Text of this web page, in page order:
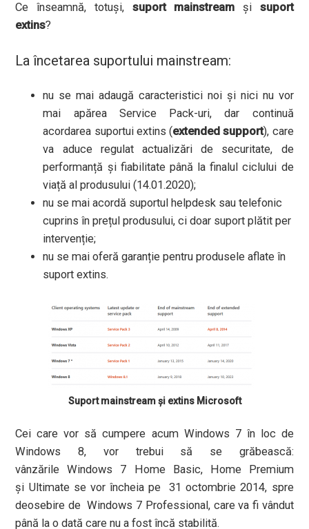
Ce înseamnă, totuși, suport mainstream și suport
extins?
La încetarea suportului mainstream:
nu se mai adaugă caracteristici noi și nici nu vor
mai apărea Service Pack-uri, dar continuă
acordarea suportui extins (extended support), care
va aduce regulat actualizări de securitate, de
performanță și fiabilitate până la finalul ciclului de
viață al produsului (14.01.2020);
nu se mai acordă suportul helpdesk sau telefonic
cuprins în prețul produsului, ci doar suport plătit per
intervenție;
nu se mai oferă garanție pentru produsele aflate în
suport extins.
Suport mainstream și extins Microsoft
Cei care vor să cumpere acum Windows 7 în loc de
Windows 8, vor trebui să se grăbească:
vânzările Windows 7 Home Basic, Home Premium
și Ultimate se vor încheia pe 31 octombrie 2014, spre
deosebire de Windows 7 Professional, care va fi vândut
până la o dată care nu a fost încă stabilită.